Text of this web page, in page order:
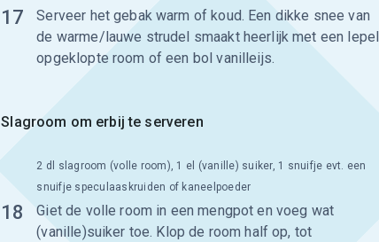
17
Serveer het gebak warm of koud. Een dikke snee van
de warme/lauwe strudel smaakt heerlijk met een lepel
opgeklopte room of een bol vanilleijs.
Slagroom om erbij te serveren
18
Giet de volle room in een mengpot en voeg wat
(vanille)suiker toe. Klop de room half op, tot
2 dl slagroom (volle room), 1 el (vanille) suiker, 1 snuifje evt. een
snuifje speculaaskruiden of kaneelpoeder